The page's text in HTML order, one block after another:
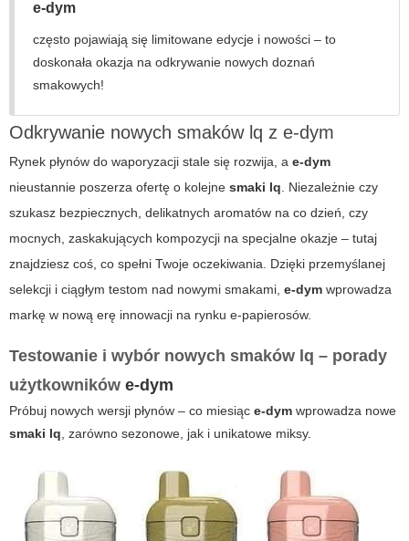
e-dym
często pojawiają się limitowane edycje i nowości – to
doskonała okazja na odkrywanie nowych doznań
smakowych!
Odkrywanie nowych smaków lq z e-dym
Rynek płynów do waporyzacji stale się rozwija, a e-dym
nieustannie poszerza ofertę o kolejne smaki lq . Niezależnie czy
szukasz bezpiecznych, delikatnych aromatów na co dzień, czy
mocnych, zaskakujących kompozycji na specjalne okazje – tutaj
znajdziesz coś, co spełni Twoje oczekiwania. Dzięki przemyślanej
selekcji i ciągłym testom nad nowymi smakami, e-dym wprowadza
markę w nową erę innowacji na rynku e-papierosów.
Testowanie i wybór nowych smaków lq – porady
użytkowników e-dym
Próbuj nowych wersji płynów – co miesiąc e-dym wprowadza nowe
smaki lq , zarówno sezonowe, jak i unikatowe miksy.